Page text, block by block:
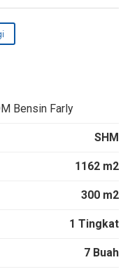
Bensin Farly
SHM
1162 m2
300 m2
1 Tingkat
7 Buah